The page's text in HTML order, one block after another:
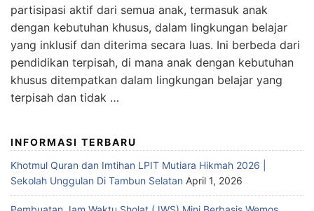
partisipasi aktif dari semua anak, termasuk anak
dengan kebutuhan khusus, dalam lingkungan belajar
yang inklusif dan diterima secara luas. Ini berbeda dari
pendidikan terpisah, di mana anak dengan kebutuhan
khusus ditempatkan dalam lingkungan belajar yang
terpisah dan tidak …
INFORMASI TERBARU
Khotmul Quran dan Imtihan LPIT Mutiara Hikmah 2026 |
Sekolah Unggulan Di Tambun Selatan April 1, 2026